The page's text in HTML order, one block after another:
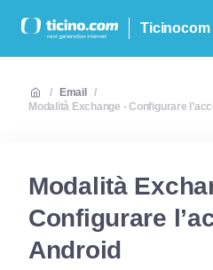
Ticinocom
/ Email
/
Modalità Exchange - Configurare
Modalità
Configurare
Android